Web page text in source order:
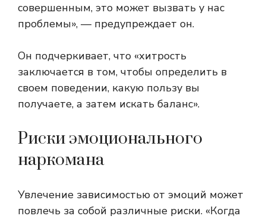
совершенным, это может вызвать у нас
проблемы», — предупреждает он.
Он подчеркивает, что «хитрость
заключается в том, чтобы определить в
своем поведении, какую пользу вы
получаете, а затем искать баланс».
Риски эмоционального
наркомана
Увлечение зависимостью от эмоций может
повлечь за собой различные риски. «Когда